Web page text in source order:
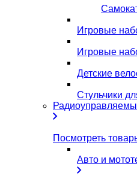
Игровые
Игровые
Детские
Стульчики
Посмотреть
Авто и